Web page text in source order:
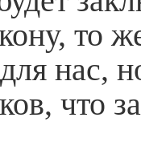
то
нас,
что